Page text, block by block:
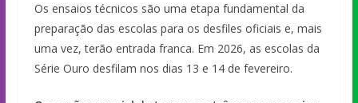
Os ensaios técnicos são uma etapa fundamental da
preparação das escolas para os desfiles oficiais e, mais
uma vez, terão entrada franca. Em 2026, as escolas da
Série Ouro desfilam nos dias 13 e 14 de fevereiro.